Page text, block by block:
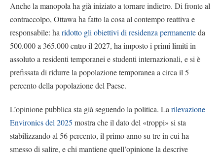
Anche la manopola ha già iniziato a tornare indietro. Di fronte al
contraccolpo, Ottawa ha fatto la cosa al contempo reattiva e
responsabile: haridotto gli obiettivi di residenza permanenteda
500.000 a 365.000 entro il 2027, ha imposto i primi limiti in
assoluto a residenti temporanei e studenti internazionali, e si è
prefissata di ridurre la popolazione temporanea a circa il 5
percento della popolazione del Paese.
L’opinione pubblica sta già seguendo la politica. Larilevazione
Environics del 2025 mostra che il dato del «troppi» si sta
stabilizzando al 56 percento, il primo anno su tre in cui ha
smesso di salire, e chi mantiene quell’opinione la descrive